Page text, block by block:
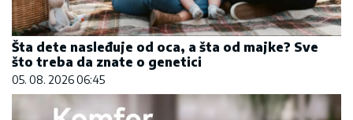
Šta dete nasleđuje od oca, a šta od majke? Sve
što treba da znate o genetici
05. 08. 2026 06:45